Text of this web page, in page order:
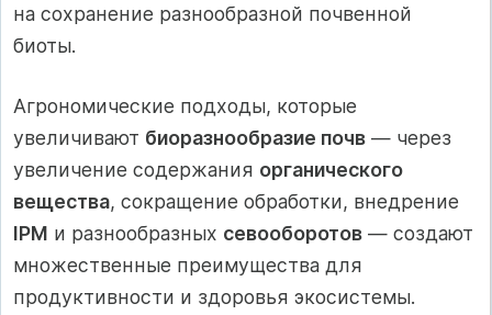
на сохранение разнообразной почвенной
биоты.
Агрономические подходы, которые
увеличивают биоразнообразие почв — через
увеличение содержания органического
вещества, сокращение обработки, внедрение
IPM и разнообразных севооборотов — создают
множественные преимущества для
продуктивности и здоровья экосистемы.